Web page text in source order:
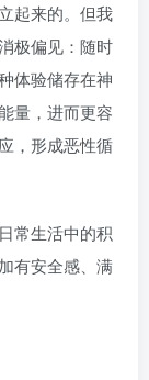
起来的。但我
极偏见：随时
体验储存在神
量，进而更容
，形成恶性循
常生活中的积
有安全感、满